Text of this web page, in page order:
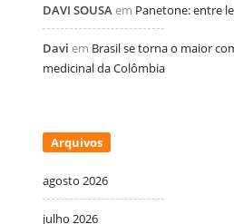
DAVI SOUSA em Panetone: entre
Davi em Brasil se torna o maior
medicinal da Colômbia
Arquivos
agosto 2026
julho 2026